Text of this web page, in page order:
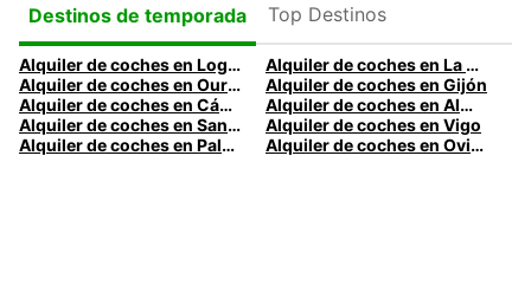
Destinos de temporada
Top Destinos
Alquiler de coches en Logroño
Alquiler de coches en La Coruña
Alquiler de coches en Ourense
Alquiler de coches en Gijón
Alquiler de coches en Cádiz
Alquiler de coches en Almería
Alquiler de coches en Santander
Alquiler de coches en Vigo
Alquiler de coches en Palma
Alquiler de coches en Oviedo